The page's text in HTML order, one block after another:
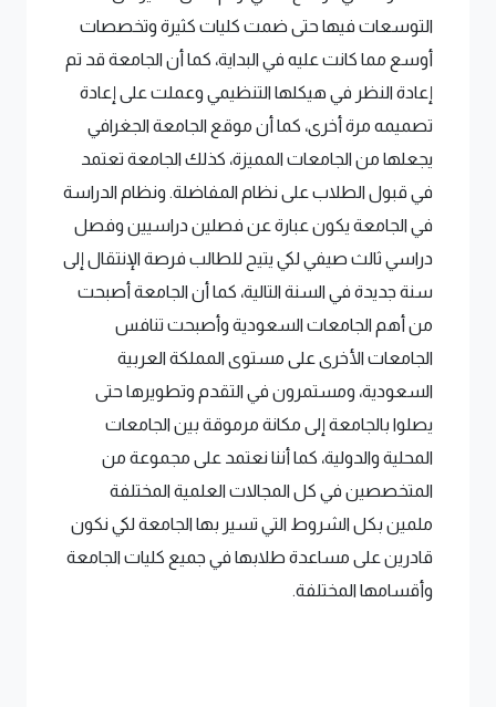
التوسعات فيها حتى ضمت كليات كثيرة وتخصصات
أوسع مما كانت عليه في البداية، كما أن الجامعة قد تم
إعادة النظر في هيكلها التنظيمي وعملت على إعادة
تصميمه مرة أخرى، كما أن موقع الجامعة الجغرافي
يجعلها من الجامعات المميزة، كذلك الجامعة تعتمد
في قبول الطلاب على نظام المفاضلة. ونظام الدراسة
في الجامعة يكون عبارة عن فصلين دراسيين وفصل
دراسي ثالث صيفي لكي يتيح للطالب فرصة الإنتقال إلى
سنة جديدة في السنة التالية، كما أن الجامعة أصبحت
من أهم الجامعات السعودية وأصبحت تنافس
الجامعات الأخرى على مستوى المملكة العربية
السعودية، ومستمرون في التقدم وتطويرها حتى
يصلوا بالجامعة إلى مكانة مرموقة بين الجامعات
المحلية والدولية، كما أننا نعتمد على مجموعة من
المتخصصين في كل المجالات العلمية المختلفة
ملمين بكل الشروط التي تسير بها الجامعة لكي نكون
قادرين على مساعدة طلابها في جميع كليات الجامعة
وأقسامها المختلفة.